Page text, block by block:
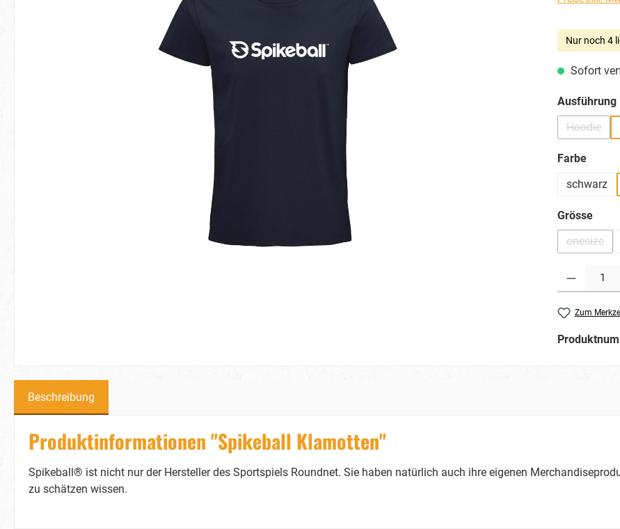
Nur noch 4
Sofort
Ausführung
Hoodie
(Diese
Farbe
schwarz
Grösse
onesize
(Diese
Zum
Beschreibung
Produktinformationen "Spikeball Klamotten"
Spikeball® ist nicht nur der Hersteller des Sportspiels Roundnet. Sie haben natürlich auch ihre eigenen
zu schätzen wissen.